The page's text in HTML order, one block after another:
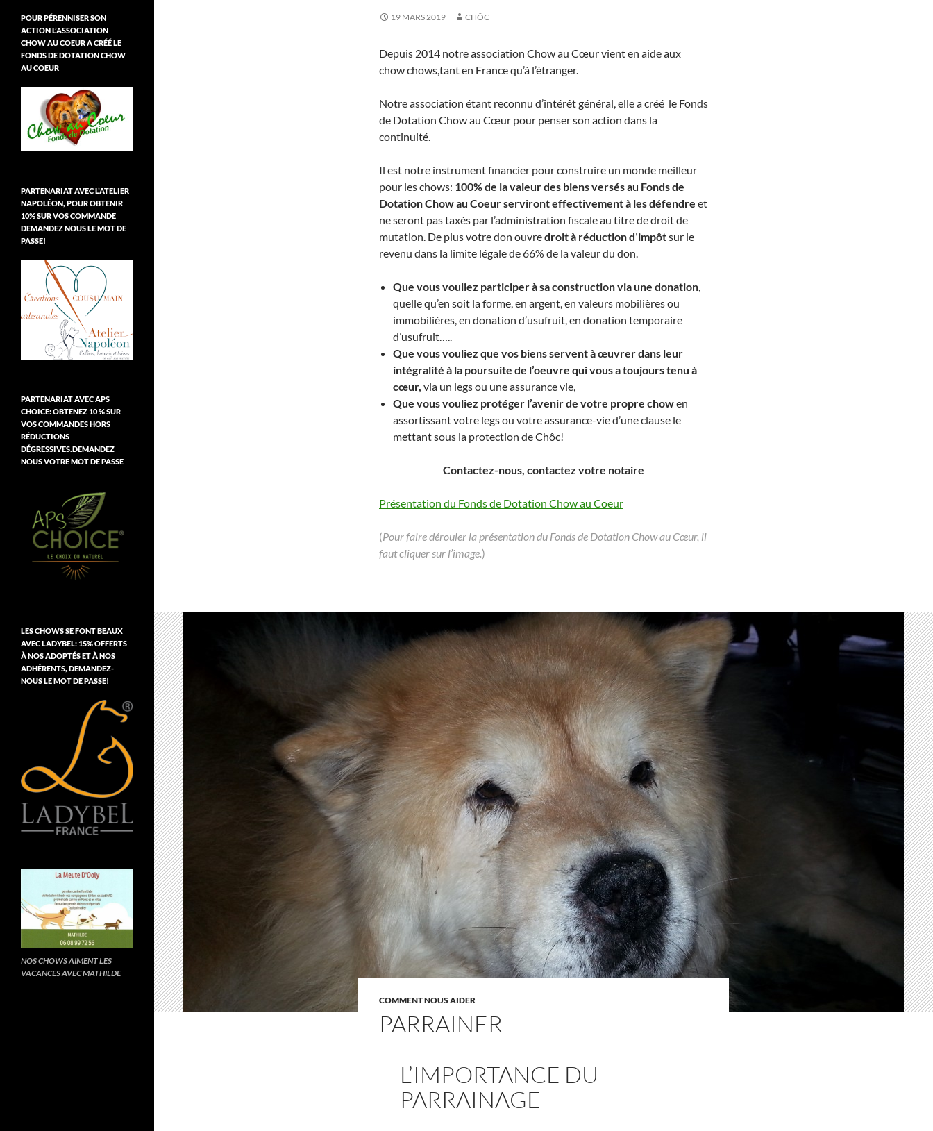
19 MARS 2019 CHÔC
Depuis 2014 notre association Chow au Cœur vient en aide aux
chow chows,tant en France qu’à l’étranger.
Notre association étant reconnu d’intérêt général, elle a créé le Fonds
de Dotation Chow au Cœur pour penser son action dans la
continuité.
Il est notre instrument financier pour construire un monde meilleur
pour les chows: 100% de la valeur des biens versés au Fonds de
Dotation Chow au Coeur serviront effectivement à les défendre et
ne seront pas taxés par l’administration fiscale au titre de droit de
mutation. De plus votre don ouvredroit à réduction d’impôtsur le
revenu dans la limite légale de 66% de la valeur du don.
Que vous vouliez participer à sa construction via une donation,
quelle qu’en soit la forme, en argent, en valeurs mobilières ou
immobilières, en donation d’usufruit, en donation temporaire
d’usufruit…..
Que vous vouliez que vos biens servent à œuvrerdans leur
intégralité à la poursuite de l’oeuvre qui vous a toujours tenu à
cœur, via un legs ou une assurance vie,
Que vous vouliez protéger l’avenir de votre propre chowen
assortissant votre legs ou votre assurance-vie d’une clause le
mettant sous la protection de Chôc!
Contactez-nous, contactez votre notaire
Présentation du Fonds de Dotation Chow au Coeur
(Pour faire dérouler la présentation du Fonds de Dotation Chow au Cœur, il
faut cliquer sur l’image.)
COMMENT NOUS AIDER
PARRAINER
L’IMPORTANCE DU
PARRAINAGE
POUR PÉRENNISER SON
ACTION L’ASSOCIATION
CHOW AU COEUR A CRÉÉ LE
FONDS DE DOTATION CHOW
AU COEUR
PARTENARIAT AVEC L’ATELIER
NAPOLÉON, POUR OBTENIR
10% SUR VOS COMMANDE
DEMANDEZ NOUS LE MOT DE
PASSE!
PARTENARIAT AVEC APS
CHOICE: OBTENEZ 10 % SUR
VOS COMMANDES HORS
RÉDUCTIONS
DÉGRESSIVES.DEMANDEZ
NOUS VOTRE MOT DE PASSE
LES CHOWS SE FONT BEAUX
AVEC LADYBEL: 15% OFFERTS
À NOS ADOPTÉS ET À NOS
ADHÉRENTS, DEMANDEZ-
NOUS LE MOT DE PASSE!
NOS CHOWS AIMENT LES
VACANCES AVEC MATHILDE